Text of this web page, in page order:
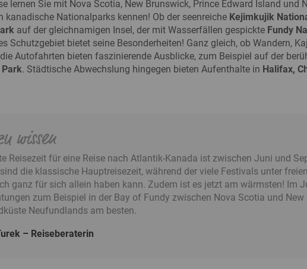
lernen Sie mit Nova Scotia, New Brunswick, Prince Edward Island und
kanadische Nationalparks kennen! Ob der seenreiche Kejimkujik
auf der gleichnamigen Insel, der mit Wasserfällen gespickte Fundy
Schutzgebiet bietet seine Besonderheiten! Ganz gleich, ob Wandern,
Autofahrten bieten faszinierende Ausblicke, zum Beispiel auf der
. Städtische Abwechslung hingegen bieten Aufenthalte in Halifax,
wissen
Reisezeit für eine Reise nach Atlantik-Kanada ist zwischen Juni und
die klassische Hauptreisezeit, während der viele Festivals unter
ganz für sich allein haben kann. Zudem ist es jetzt am wärmsten! Im
zum Beispiel in der Bay of Fundy zwischen Nova Scotia und
Neufundlands am besten.
Reiseberaterin